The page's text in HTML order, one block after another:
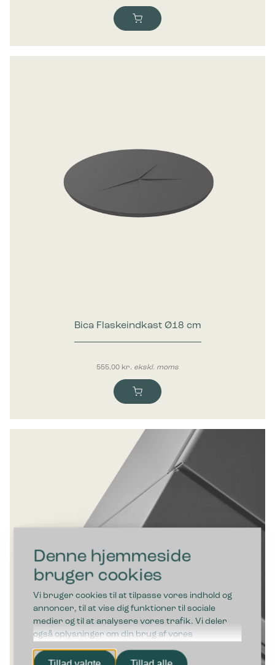
Denne hjemmeside
bruger cookies
Vi bruger cookies til at tilpasse vores indhold og
annoncer, til at vise dig funktioner til sociale
medier og til at analysere vores trafik. Vi deler
også oplysninger om din brug af vores
hjemmeside med vores partnere inden for sociale
medier, annonceringspartnere og
Bica Flaskeindkast Ø18 cm
555,00 kr. ekskl. moms